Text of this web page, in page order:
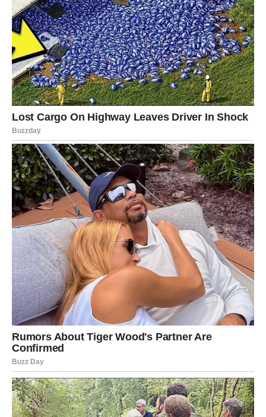
postizanja ciljeva i emocionalne povezanosti.
Majka Bik: Stabilnost i toplina koja čini
dom sigurnim mestom
Majka Bik je utemeljena, stabilna i neizmjerno posvećena
svojoj porodici. Znak Bika je poznat po svojojstrpljivostii
pouzdanoj prirodi , zbog čega je Bik idealan za ulogu majke
koja stvara topli, siguran dom za svoju decu. Ona se trudi da
njen dom bude oaza mira, a njenastabilnostidoslednost
daju deci sigurnost i osjećaj ljubavi.
Njene prednosti:
Stabilnostkoja omogućava deci da rastu u sigurnom